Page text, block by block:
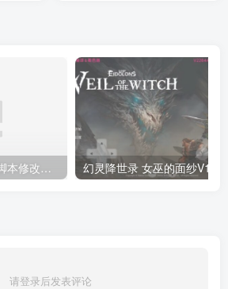
黑神话悟空学习版+脚本修改器+加综合资料 最新版
请登录后发表评论